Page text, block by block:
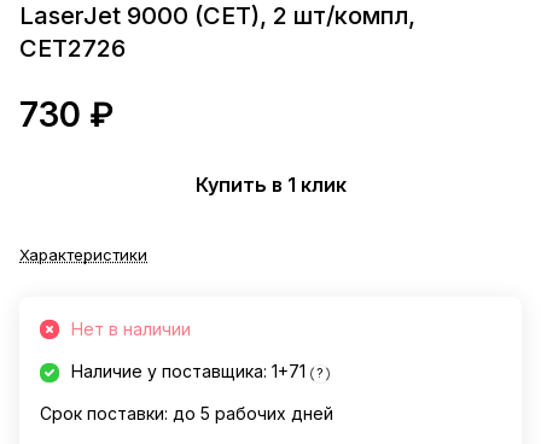
LaserJet 9000 (CET), 2 шт/компл,
CET2726
730 ₽
Купить в 1 клик
Характеристики
Нет в наличии
Наличие у поставщика: 1+71 ?
Срок поставки: до 5 рабочих дней